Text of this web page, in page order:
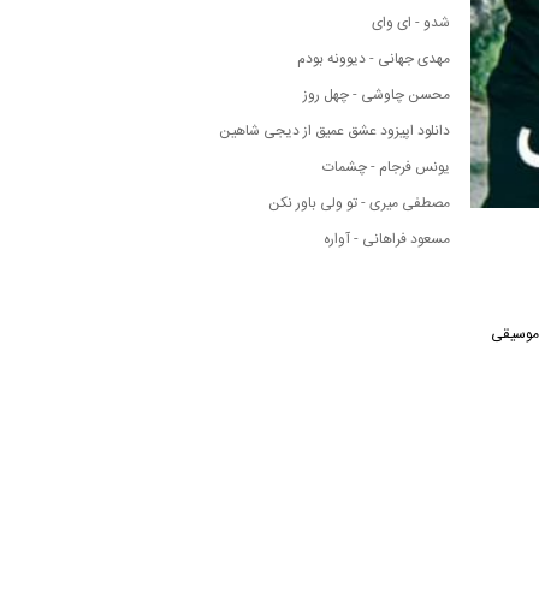
از رسانه موسیقی
شدو - ای وای
مهدی جهانی - دیوونه بودم
محسن چاوشی - چهل روز
دانلود اپیزود عشق عمیق از دیجی شاهین
یونس فرجام - چشمات
مصطفی میری - تو ولی باور نکن
مسعود فراهانی - آواره